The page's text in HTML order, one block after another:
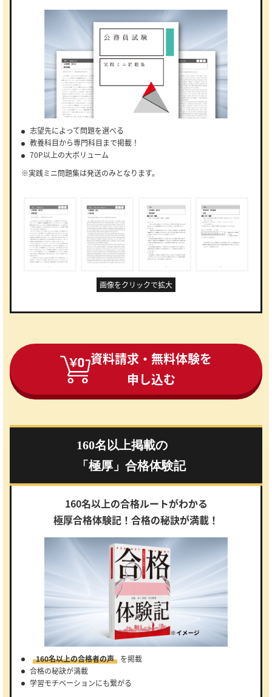
志望先によって問題を選べる
教養科目から専門科目まで掲載！
70P以上の大ボリューム
※実践ミニ問題集は発送のみとなります。
画像をクリックで拡大
資料請求・無料体験を
申し込む
160名以上掲載の
「極厚」合格体験記
160名以上の合格ルートがわかる
極厚合格体験記！合格の秘訣が満載！
160名以上の合格者の声
を掲載
合格の秘訣が満載
学習モチベーションにも繋がる